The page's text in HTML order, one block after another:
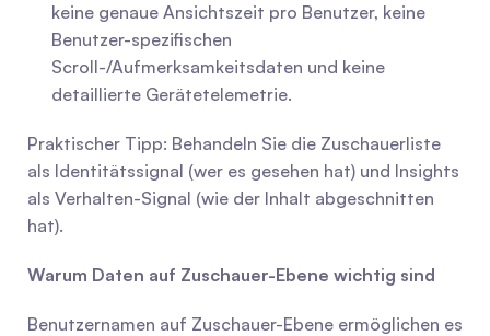
keine genaue Ansichtszeit pro Benutzer, keine
Benutzer-spezifischen
Scroll-/Aufmerksamkeitsdaten und keine
detaillierte Gerätetelemetrie.
Praktischer Tipp: Behandeln Sie die Zuschauerliste
als Identitätssignal (wer es gesehen hat) und Insights
als Verhalten-Signal (wie der Inhalt abgeschnitten
hat).
Warum Daten auf Zuschauer-Ebene wichtig sind
Benutzernamen auf Zuschauer-Ebene ermöglichen es